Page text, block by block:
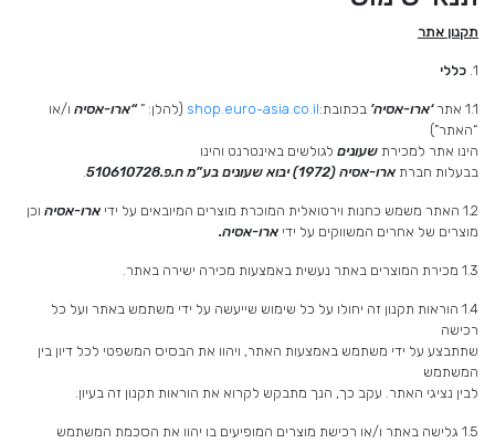
תקנון אתר
1. כללי
1.1 אתר ‘ארו-אסיה’ בכתובת:shop.euro-asia.co.il (להלן: ” “ארו-אסיה ו/או
“האתר”)
הינו אתר למכירת שעונים לגולשים באינטרנט והינו
בבעלות חברת ארו-אסיה (1972) יבוא שעונים בע”מ ח.פ.510610728 .
1.2 האתר משמש כחנות וירטואלית המוכרת מוצרים המיובאים על ידי ארו-אסיה וכן
מוצרים של אחרים המשווקים על ידי ארו-אסיה.
1.3 מכירת המוצרים באתר נעשית באמצעות מכירה ישירה באתר.
1.4 הוראות תקנון זה יחולו על כל שימוש שייעשה על ידי משתמש באתר ועל כל
רכישה
שתתבצע על ידי משתמש באמצעות האתר, ויהוו את הבסיס המשפטי לכל דיון בין
המשתמש
לבין נציגי האתר. עקב כך, הנך מתבקש לקרוא את הוראות תקנון זה בעיון.
1.5 גלישה באתר ו/או רכישת מוצרים המופיעים בו יהוו את הסכמת המשתמש